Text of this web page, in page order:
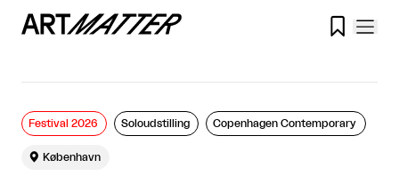

Festival 2026 Soloudstilling Copenhagen Contemporary
 København